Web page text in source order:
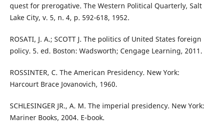
quest for prerogative. The Western Political Quarterly, Salt
Lake City, v. 5, n. 4, p. 592-618, 1952.
ROSATI, J. A.; SCOTT J. The politics of United States foreign
policy. 5. ed. Boston: Wadsworth; Cengage Learning, 2011.
ROSSINTER, C. The American Presidency. New York:
Harcourt Brace Jovanovich, 1960.
SCHLESINGER JR., A. M. The imperial presidency. New York:
Mariner Books, 2004. E-book.